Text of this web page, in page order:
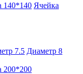
140*140 Ячейка
7.5 Диаметр 8
200*200